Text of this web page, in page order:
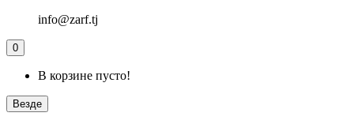
info@zarf.tj
0
В корзине пусто!
Везде